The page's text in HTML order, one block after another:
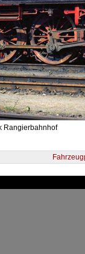
Rangierbahnhof